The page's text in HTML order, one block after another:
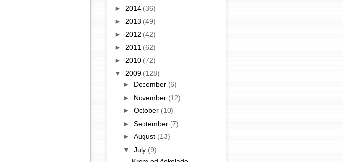
► 2014 (36)
► 2013 (49)
► 2012 (42)
► 2011 (62)
► 2010 (72)
▼ 2009 (128)
► December (6)
► November (12)
► October (10)
► September (7)
► August (13)
▼ July (9)